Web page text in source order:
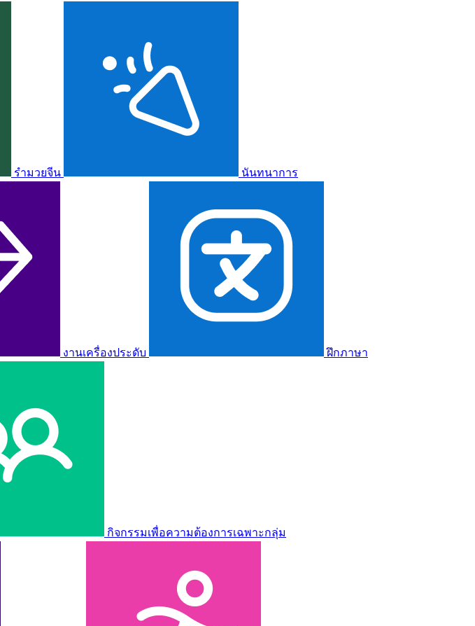
รำมวยจีน นันทนาการ
งานเครื่องประดับ ฝึกภาษา
กิจกรรมเพื่อความต้องการเฉพาะกลุ่ม